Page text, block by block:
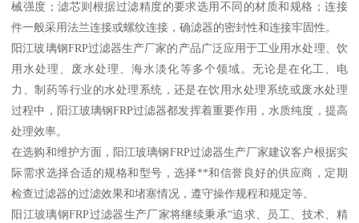
械强度；滤芯则根据过滤精度的要求选用不同的材质和规格；连接
件一般采用法兰连接或螺纹连接，确滤器的密封性和连接牢固性。
阳江玻璃钢FRP过滤器生产厂家的产品广泛应用于工业用水处理、饮
用水处理、废水处理、海水淡化等多个领域。无论是在化工、电
力、制药等行业的水处理系统，还是在饮用水处理系统或废水处理
过程中，阳江玻璃钢FRP过滤器都发挥着重要作用，水质纯度，提高
处理效率。
在选购和维护方面，阳江玻璃钢FRP过滤器生产厂家建议客户根据实
际需求选择合适的规格和型号，选择**和信誉良好的供应商，定期
检查过滤器的过滤效果和堵塞情况，遵守操作规程和规定等。
阳江玻璃钢FRP过滤器生产厂家将继续秉承“追求、员工、技术、精